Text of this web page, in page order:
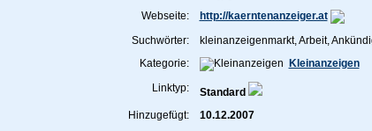
Webseite:
http://kaerntenanzeiger.at
Suchwörter:
kleinanzeigenmarkt, Arbeit,
Kategorie:
Kleinanzeigen
Linktyp:
Standard
Hinzugefügt:
10.12.2007